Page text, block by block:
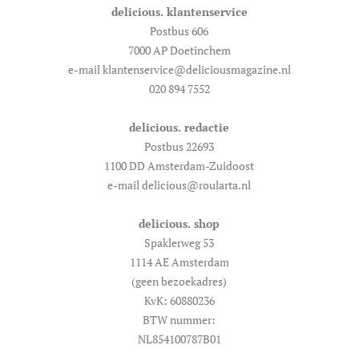
delicious. klantenservice
Postbus 606
7000 AP Doetinchem
e-mail klantenservice@deliciousmagazine.nl
020 894 7552
delicious. redactie
Postbus 22693
1100 DD Amsterdam-Zuidoost
e-mail delicious@roularta.nl
delicious. shop
Spaklerweg 53
1114 AE Amsterdam
(geen bezoekadres)
KvK: 60880236
BTW nummer:
NL854100787B01